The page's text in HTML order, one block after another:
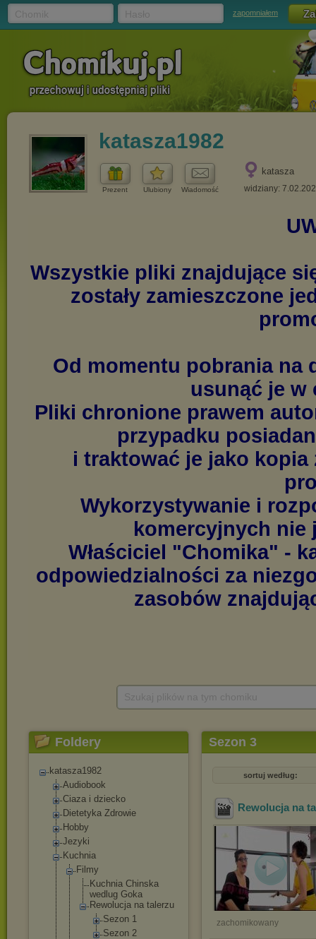
zapomniałem
katasza1982
Prezent Ulubiony Wiadomość
katasza
widziany:
Foldery
katasza1982
Audiobook
Ciaza i dziecko
Dietetyka Zdrowie
Hobby
Jezyki
Kuchnia
Filmy
Kuchnia Chinska
wedlug Goka
Rewolucja na talerzu
Sezon 1
Sezon 2
Sezon 3
sortuj według:
Rewolucja na
zachomikowany